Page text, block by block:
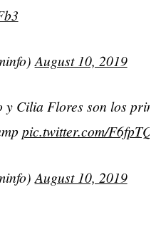
August 10, 2019
Cilia Flores son los
pic.twitter.com/
August 10, 2019